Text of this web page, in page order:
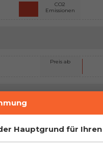
CO2
Emissionen
Preis ab
Hauptgrund für Ihren